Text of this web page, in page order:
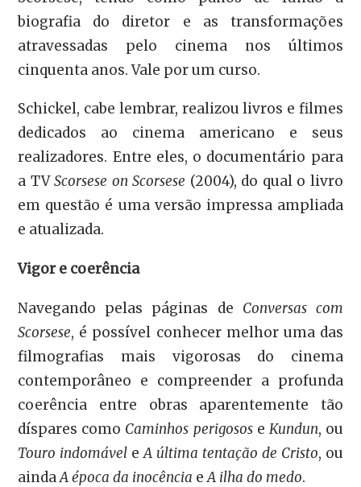
biografia do diretor e as transformações
atravessadas pelo cinema nos últimos
cinquenta anos. Vale por um curso.
Schickel, cabe lembrar, realizou livros e filmes
dedicados ao cinema americano e seus
realizadores. Entre eles, o documentário para
a TVScorsese on Scorsese (2004), do qual o livro
em questão é uma versão impressa ampliada
e atualizada.
Vigor e coerência
Navegando pelas páginas de Conversas com
Scorsese, é possível conhecer melhor uma das
filmografias mais vigorosas do cinema
contemporâneo e compreender a profunda
coerência entre obras aparentemente tão
díspares como Caminhos perigosos e Kundun, ou
Touro indomável eA última tentação de Cristo, ou
aindaA época da inocência eA ilha do medo.